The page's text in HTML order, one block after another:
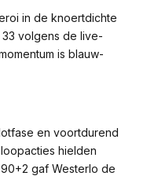
in de knoertdichte
volgens de live-
is blauw-
en voortdurend
hielden
gaf Westerlo de